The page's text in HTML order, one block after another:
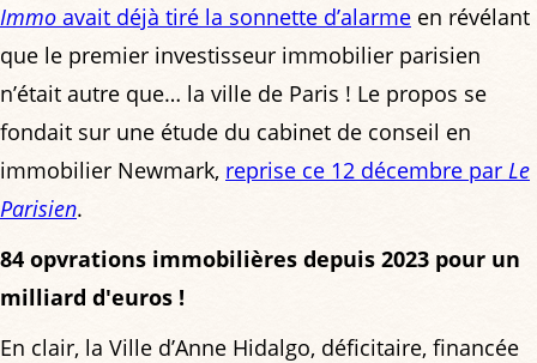
Immo avait déjà tiré la sonnette d’alarme en révélant
que le premier investisseur immobilier parisien
n’était autre que… la ville de Paris ! Le propos se
fondait sur une étude du cabinet de conseil en
immobilier Newmark, reprise ce 12 décembre par Le
Parisien.
84 opvrations immobilières depuis 2023 pour un
milliard d'euros !
En clair, la Ville d’Anne Hidalgo, déficitaire, financée